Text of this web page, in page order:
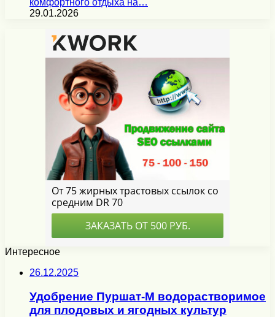
29.01.2026
Интересное
26.12.2025
Удобрение Пуршат-М водорастворимое
для плодовых и ягодных культур